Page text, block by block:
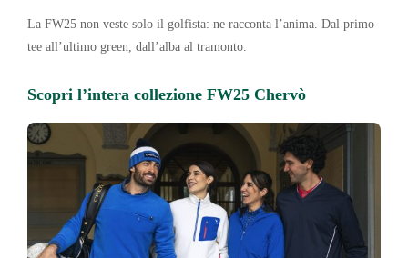
La FW25 non veste solo il golfista: ne racconta l’anima. Dal primo
tee all’ultimo green, dall’alba al tramonto.
Scopri l’intera collezione FW25 Chervò